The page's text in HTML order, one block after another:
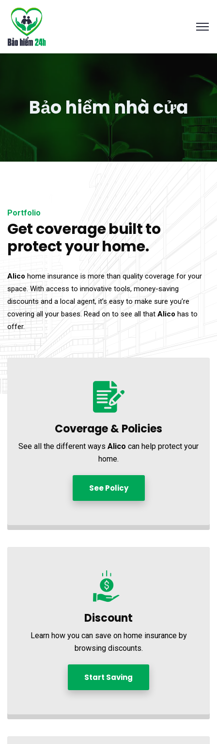
Bảo hiểm nhà cửa
Portfolio
Get coverage built to
protect your home.
Alico home insurance is more than quality coverage for your
space. With access to innovative tools, money-saving
discounts and a local agent, it’s easy to make sure you’re
covering all your bases. Read on to see all that Alico has to
offer.
Coverage &Policies
See all the different ways Alico can help protect your
home.
See Policy
Discount
Learn how you can save on home insurance by
browsing discounts.
Start Saving